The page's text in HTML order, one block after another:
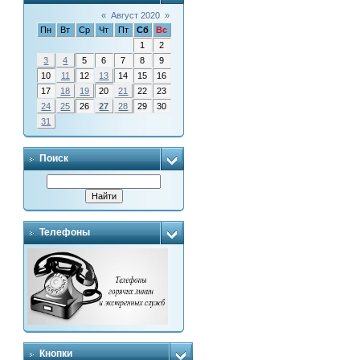
« Август 2020 »
Пн
Вт Ср Чт Пт Сб
Вс
1
2
3
4 5 6 7 8
9
10
11 12 13 14 15
16
17
18 19 20 21 22
23
24
25 26 27 28 29
30
31
Поиск
Телефоны
Кнопки